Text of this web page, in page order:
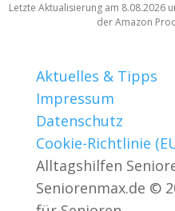
Letzte Aktualisierung am 8.08.2026
der Amazon
Aktuelles & Tipps
Impressum
Datenschutz
Cookie-Richtlinie
Alltagshilfen
Seniorenmax.de ©